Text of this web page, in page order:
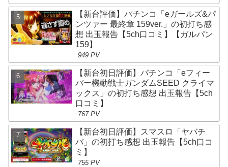
【新台評価】パチンコ「eガールズ&パ
ンツァー 最終章 159ver.」の初打ち感
想 出玉報告【5ch口コミ】【ガルパン
159】
949 PV
【新台初日評価】パチンコ「eフィー
バー機動戦士ガンダムSEED クライマ
ックス」の初打ち感想 出玉報告【5ch
口コミ】
767 PV
【新台初日評価】スマスロ「ヤバチ
バ」の初打ち感想 出玉報告【5ch口コ
ミ】
755 PV